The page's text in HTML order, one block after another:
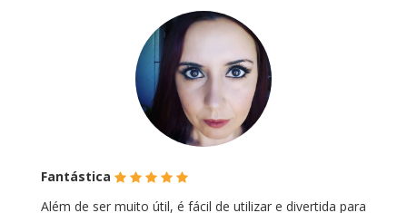
Fantástica (*)(*)(*)(*)(*)
Além de ser muito útil, é fácil de utilizar e divertida para